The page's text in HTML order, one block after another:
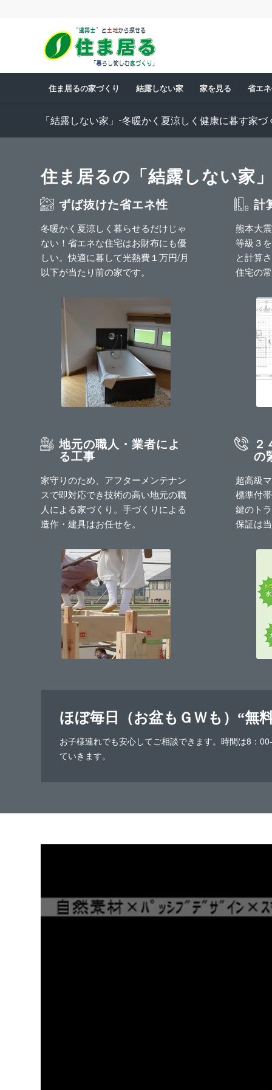
住ま居るの家づくり 結露しない家 家を見る 省エ
「結露しない家」-冬暖かく夏涼しく健康に暮す家づ
住ま居るの「結露しない家
ずば抜けた省エネ性
冬暖かく夏涼しく暮らせるだけじゃ
ない！省エネな住宅はお財布にも優
しい。快適に暮して光熱費１万円/月
以下が当たり前の家です。
計
熊本大
等級３
と計算
住宅の
地元の職人・業者によ
る工事
家守りのため、アフターメンテナン
スで即対応でき技術の高い地元の職
人による家づくり。手づくりによる
造作・建具はお任せを。
２
の
超高級
標準付
鍵のト
保証は当
ほぼ毎日（お盆もＧＷも）“無
お子様連れでも安心してご相談できます。時間は8：
ていきます。